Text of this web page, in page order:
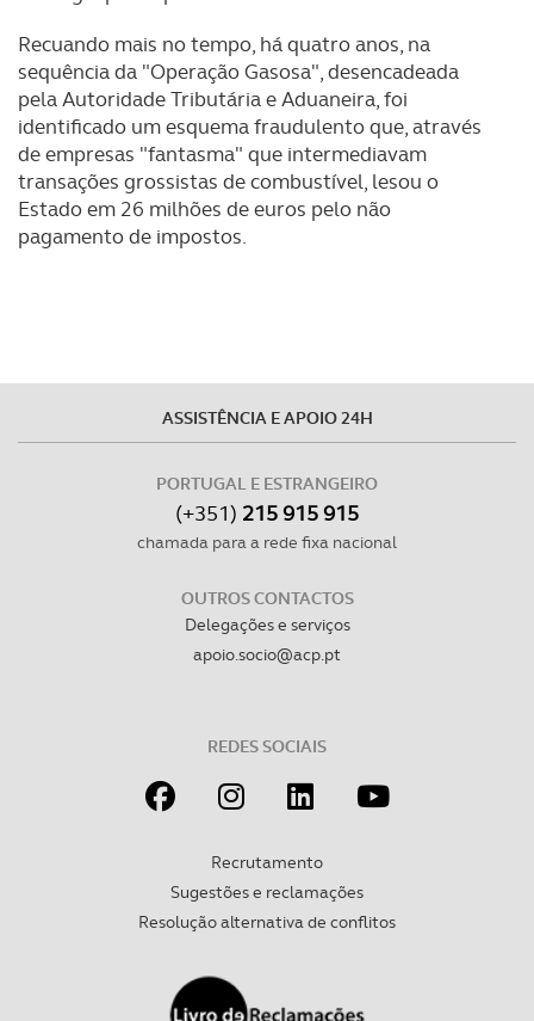
Recuando mais no tempo, há quatro anos, na
sequência da "Operação Gasosa", desencadeada
pela Autoridade Tributária e Aduaneira, foi
identificado um esquema fraudulento que, através
de empresas "fantasma" que intermediavam
transações grossistas de combustível, lesou o
Estado em 26 milhões de euros pelo não
pagamento de impostos.
ASSISTÊNCIA E APOIO 24H
PORTUGAL E ESTRANGEIRO
(+351) 215 915 915
chamada para a rede fixa nacional
OUTROS CONTACTOS
Delegações e serviços
apoio.socio@acp.pt
REDES SOCIAIS
Recrutamento
Sugestões e reclamações
Resolução alternativa de conflitos